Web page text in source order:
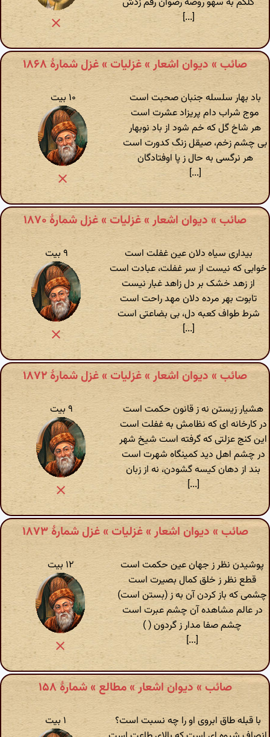
[...]
صائب » دیوان اشعار » غزلیات » غزل شمارهٔ ۱۸۶۸
باد بهار سلسله جنبان صحبت است
موج شراب دام پریزاد عشرت است
هر شاخ گل که خم شود از باد نوبهار
بی چشم زخم، صیقل زنگ کدورت است
هر نرگسی به حال ز پا اوفتادگان
[...]
۱۰ بیت
صائب » دیوان اشعار » غزلیات » غزل شمارهٔ ۱۸۷۰
بیداری سیاه دلان عین غفلت است
خوابی که نیست از سر غفلت، عبادت است
از زهد خشک بر دل زاهد غبار نیست
تابوت بهر مرده دلان مهد راحت است
شرط طواف کعبه دل، بی بضاعتی است
[...]
۹ بیت
صائب » دیوان اشعار » غزلیات » غزل شمارهٔ ۱۸۷۲
هشیار زیستن نه ز قانون حکمت است
در کارخانه ای که نظامش به غفلت است
این کنج عزلتی که گرفته است شیخ شهر
در چشم اهل دید کمینگاه شهرت است
بند از دهان کیسه گشودن، نه از زبان
[...]
۹ بیت
صائب » دیوان اشعار » غزلیات » غزل شمارهٔ ۱۸۷۳
پوشیدن نظر ز جهان عین حکمت است
قطع نظر ز خلق کمال بصیرت است
چشمی که باز کردن آن به ز (بستن است)
در عالم مشاهده آن چشم عبرت است
چشم صفا مدار ز گردون ( )
[...]
۱۲ بیت
صائب » دیوان اشعار » مطالع » شمارهٔ ۱۵۸
با قبله طاق ابروی او را چه نسبت است؟
۱ بیت